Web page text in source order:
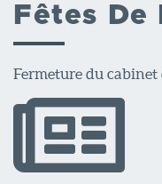
Fêtes
Fermeture du cabinet